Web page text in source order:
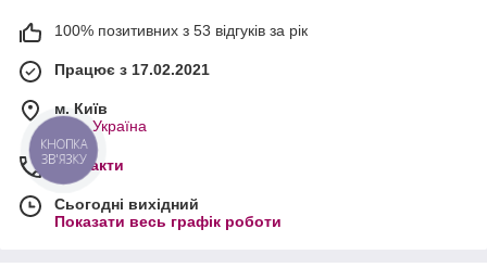
100% позитивних з 53 відгуків за рік
Працює з 17.02.2021
м. Київ
Київ, Україна
Контакти
Сьогодні вихідний
Показати весь графік роботи
КНОПКА
ЗВ'ЯЗКУ